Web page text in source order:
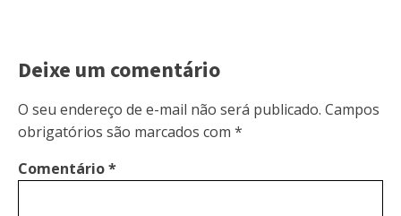
Deixe um comentário
O seu endereço de e-mail não será publicado. Campos
obrigatórios são marcados com *
Comentário*